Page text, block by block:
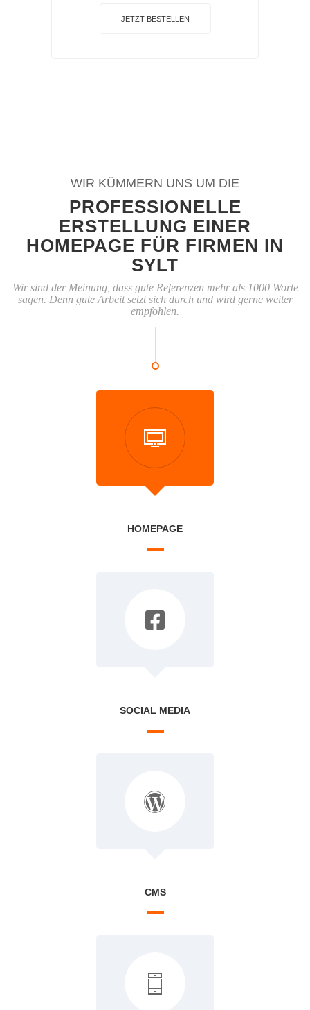
JETZT BESTELLEN
WIR KÜMMERN UNS UM DIE
PROFESSIONELLE
ERSTELLUNG EINER
HOMEPAGE FÜR FIRMEN IN
SYLT
Wir sind der Meinung, dass gute Referenzen mehr als 1000 Worte
sagen. Denn gute Arbeit setzt sich durch und wird gerne weiter
empfohlen.
HOMEPAGE
SOCIAL MEDIA
CMS